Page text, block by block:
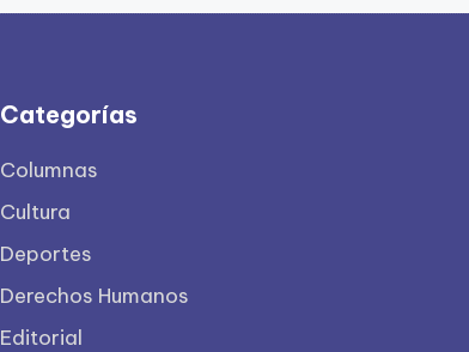
Categorías
Columnas
Cultura
Deportes
Derechos Humanos
Editorial